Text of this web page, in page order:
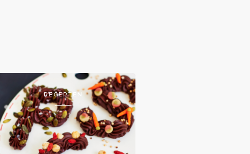
RECEPTEN